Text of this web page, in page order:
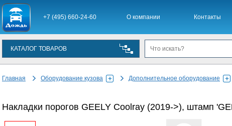
+7 (495) 660-24-60 О компании Контакты
КАТАЛОГ ТОВАРОВ
Главная Оборудование кузова Дополнительное оборудование
Накладки порогов GEELY Coolray (2019->), штамп